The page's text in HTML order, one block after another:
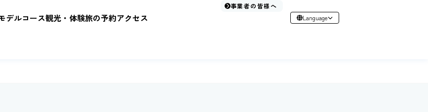
デルコース観光・体験旅の予約アクセス
事業者の皆様へ
Language